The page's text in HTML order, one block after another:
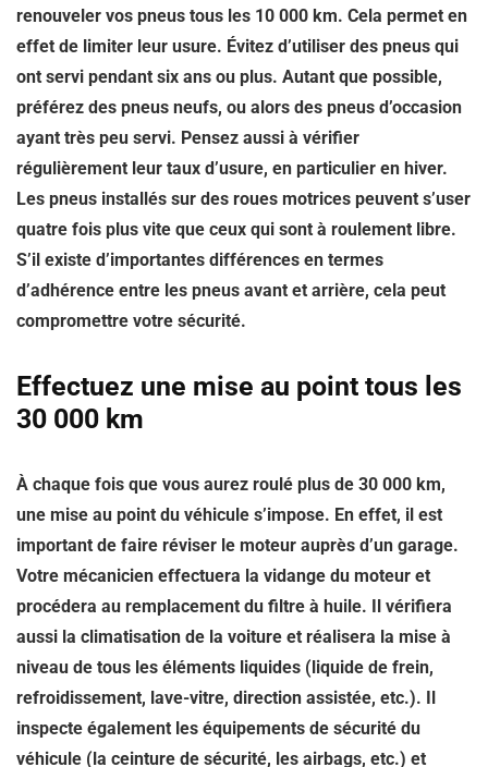
renouveler vos pneus tous les 10 000 km. Cela permet en
effet de limiter leur usure. Évitez d’utiliser des pneus qui
ont servi pendant six ans ou plus. Autant que possible,
préférez des pneus neufs, ou alors des pneus d’occasion
ayant très peu servi. Pensez aussi à vérifier
régulièrement leur taux d’usure, en particulier en hiver.
Les pneus installés sur des roues motrices peuvent s’user
quatre fois plus vite que ceux qui sont à roulement libre.
S’il existe d’importantes différences en termes
d’adhérence entre les pneus avant et arrière, cela peut
compromettre votre sécurité.
Effectuez une mise au point tous les
30 000 km
À chaque fois que vous aurez roulé plus de 30 000 km,
une mise au point du véhicule s’impose. En effet, il est
important de faire réviser le moteur auprès d’un garage.
Votre mécanicien effectuera la vidange du moteur et
procédera au remplacement du filtre à huile. Il vérifiera
aussi la climatisation de la voiture et réalisera la mise à
niveau de tous les éléments liquides (liquide de frein,
refroidissement, lave-vitre, direction assistée, etc.). Il
inspecte également les équipements de sécurité du
véhicule (la ceinture de sécurité, les airbags, etc.) et